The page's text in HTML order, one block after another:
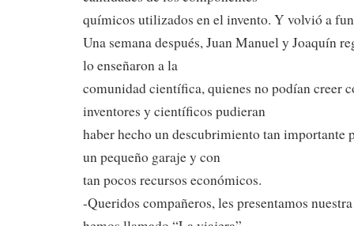
químicos utilizados en el invento. Y volvió a
Una semana después, Juan Manuel y Joaquín
lo enseñaron a la
comunidad científica, quienes no podían creer
inventores y científicos pudieran
haber hecho un descubrimiento tan importante
un pequeño garaje y con
tan pocos recursos económicos.
-Queridos compañeros, les presentamos